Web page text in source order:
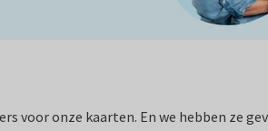
voor onze kaarten. En we hebben ze